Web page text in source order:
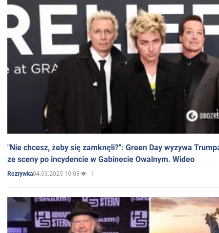
"Nie chcesz, żeby się zamknęli?": Green Day wyzywa
ze sceny po incydencie w Gabinecie Owalnym. Wideo
Rozrywka04.03.2025 10:08 1